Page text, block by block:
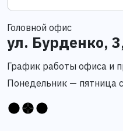
Головной офис
ул. Бурденко,
График работы офиса и
Понедельник — пятница